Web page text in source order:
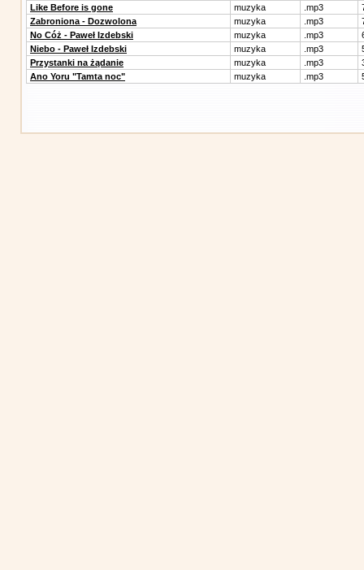
Like Before is gone
muzyka .mp3
Zabroniona - Dozwolona
muzyka .mp3
No Cóż - Paweł Izdebski
muzyka .mp3
Niebo - Paweł Izdebski
muzyka .mp3
Przystanki na żądanie
muzyka .mp3
Ano Yoru "Tamta noc"
muzyka .mp3